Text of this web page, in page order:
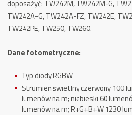
doposażyć: TW242M, TW242M-G,
TW242A-G, TW242A-FZ, TW242E,
TW242PE, TW250, TW260.
Dane fotometryczne:
Typ diody RGBW
Strumień świetlnyczerwony 100
lumenów na m;niebieski 60
lumenów na m;R+G+B+W 1230